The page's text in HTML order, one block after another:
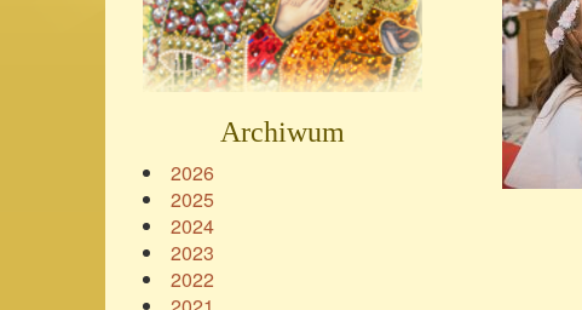
Archiwum
2026
2025
2024
2023
2022